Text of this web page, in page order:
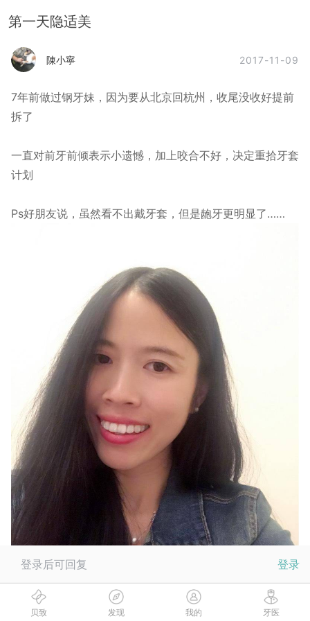
第一天隐适美
陳小寧 2017-11-09
7年前做过钢牙妹，因为要从北京回杭州，收尾没收好提前
拆了
一直对前牙前倾表示小遗憾，加上咬合不好，决定重拾牙套
计划
Ps好朋友说，虽然看不出戴牙套，但是龅牙更明显了……
登录后可回复 登录
贝致 发现 我的 牙医